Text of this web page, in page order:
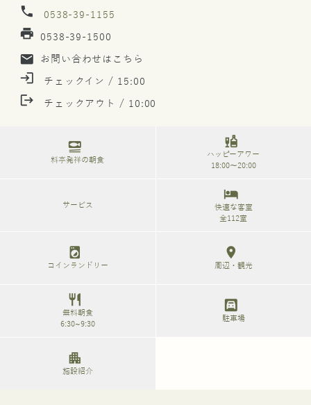
phone 0538-39-1155
print 0538-39-1500
mail お問い合わせはこちら
login チェックイン / 15:00
logout チェックアウト / 10:00
set_meal
料亭発祥の朝食
liquor
ハッピーアワー
18:00～20:00
サービス
hotel
快適な客室
全112室
local_laundry_service
コインランドリー
location_on
周辺・観光
restaurant
無料朝食
6:30~9:30
garage
駐車場
apartment
施設紹介